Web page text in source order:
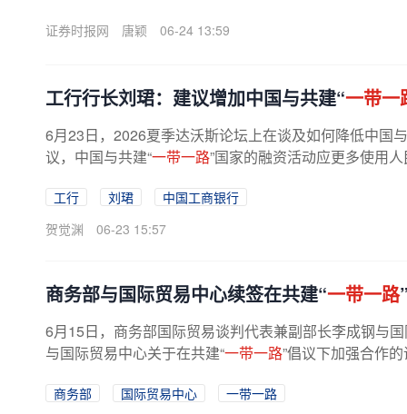
证券时报网 唐颖 06-24 13:59
工行行长刘珺：建议增加中国与共建“一带一
6月23日，2026夏季达沃斯论坛上在谈及如何降低中国
议，中国与共建“一带一路”国家的融资活动应更多使用
工行 刘珺
中国工商银行
贺觉渊
06-23 15:57
商务部与国际贸易中心续签在共建“一带一路
6月15日，商务部国际贸易谈判代表兼副部长李成钢与
与国际贸易中心关于在共建“一带一路”倡议下加强合作
商务部 国际贸易中心
一带一路